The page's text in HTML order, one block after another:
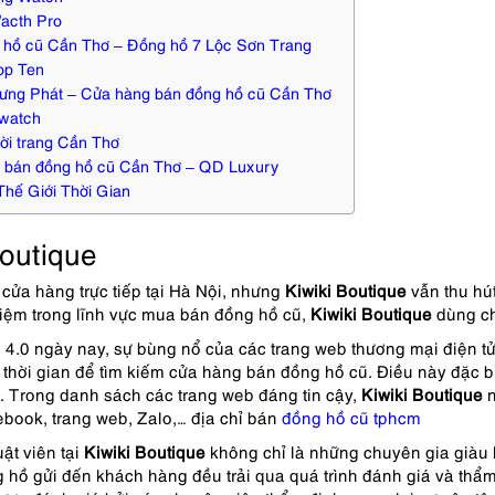
Pro
cũ Cần Thơ – Đồng hồ 7 Lộc Sơn Trang
Ten
Phát – Cửa hàng bán đồng hồ cũ Cần Thơ
trang Cần Thơ
đồng hồ cũ Cần Thơ – QD Luxury
Giới Thời Gian
hàng trực tiếp tại Hà Nội, nhưng Kiwiki Boutique vẫn thu
trong lĩnh vực mua bán đồng hồ cũ, Kiwiki Boutique dùng
ngày nay, sự bùng nổ của các trang web thương mại điện
gian để tìm kiếm cửa hàng bán đồng hồ cũ. Điều này
Trong danh sách các trang web đáng tin cậy, Kiwiki Boutique
trang web, Zalo,… địa chỉ bán đồng hồ cũ tphcm
viên tại Kiwiki Boutique không chỉ là những chuyên gia
hồ gửi đến khách hàng đều trải qua quá trình đánh giá và